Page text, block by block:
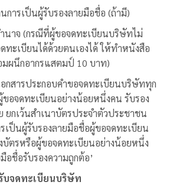
การเป็นผู้รับรองลายมือชื่อ (ถ้ามี)
นาจ (กรณีที่ผู้ขอจดทะเบียนบริษัทไม่
ทะเบียนได้ด้วยตนเองได้ ให้ทำหนังสือ
ผนึกอากรแสตมป์ 10 บาท)
กสารประกอบคำขอจดทะเบียนบริษัททุก
อจดทะเบียนอย่างน้อยหนึ่งคน รับรอง
ยกเว้นสำเนาบัตรประจำตัวประชาชน
เป็นผู้รับรองลายมือชื่อผู้ขอจดทะเบียน
บัตรหรือผู้ขอจดทะเบียนอย่างน้อยหนึ่ง
อชื่อรับรองความถูกต้อ’
บจดทะเบียนบริษัท